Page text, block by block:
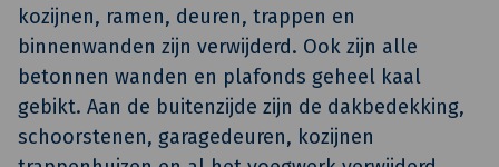
kozijnen, ramen, deuren, trappen en
binnenwanden zijn verwijderd. Ook zijn alle
betonnen wanden en plafonds geheel kaal
gebikt. Aan de buitenzijde zijn de dakbedekking,
schoorstenen, garagedeuren, kozijnen